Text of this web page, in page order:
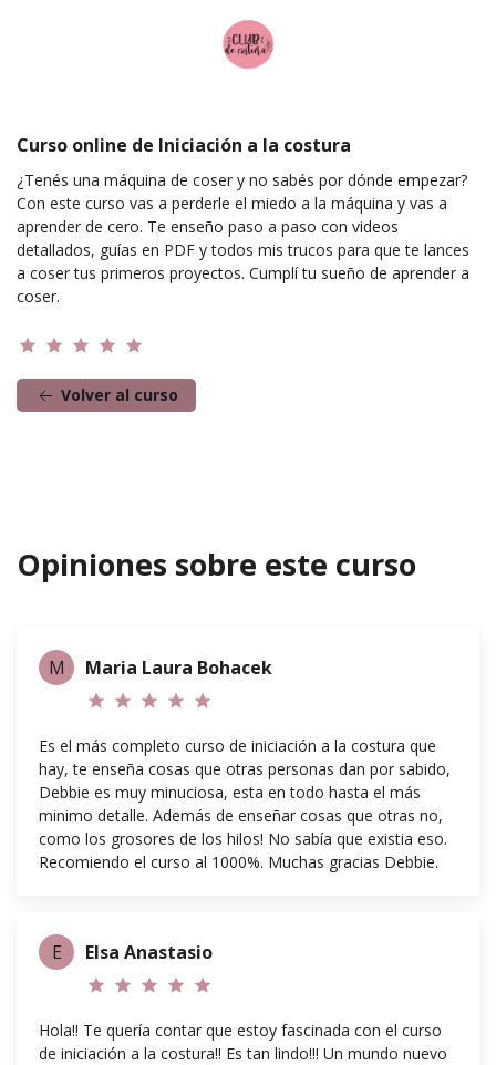
Curso online de Iniciación a la costura
¿Tenés una máquina de coser y no sabés por dónde empezar?
Con este curso vas a perderle el miedo a la máquina y vas a
aprender de cero. Te enseño paso a paso con videos
detallados, guías en PDF y todos mis trucos para que te lances
a coser tus primeros proyectos. Cumplí tu sueño de aprender a
coser.
star star star star star
Volver al curso
Opiniones sobre este curso
M Maria Laura Bohacek
star star star star star
Es el más completo curso de iniciación a la costura que
hay, te enseña cosas que otras personas dan por sabido,
Debbie es muy minuciosa, esta en todo hasta el más
minimo detalle. Además de enseñar cosas que otras no,
como los grosores de los hilos! No sabía que existia eso.
Recomiendo el curso al 1000%. Muchas gracias Debbie.
E Elsa Anastasio
star star star star star
Hola!! Te quería contar que estoy fascinada con el curso
de iniciación a la costura!! Es tan lindo!!! Un mundo nuevo